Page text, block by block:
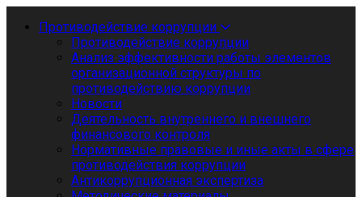
Противодействие коррупции
Противодействие коррупции
Анализ эффективности работы элементов
организационной структуры по
противодействию коррупции
Новости
Деятельность внутреннего и внешнего
финансового контроля
Нормативные правовые и иные акты в сфере
противодействия коррупции
Антикоррупционная экспертиза